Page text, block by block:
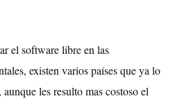
el software libre en las
existen varios países que ya lo
les resulto mas costoso el